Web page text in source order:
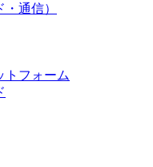
通信）
トフォーム